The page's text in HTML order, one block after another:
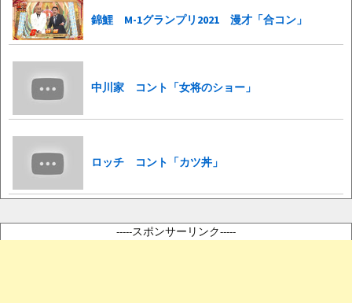
錦鯉 M-1グランプリ2021 漫才「合コン」
中川家 コント「女将のショー」
ロッチ コント「カツ丼」
-----スポンサーリンク-----